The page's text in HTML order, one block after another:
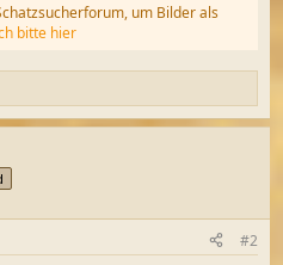
um Bilder als
bitte hier
#2